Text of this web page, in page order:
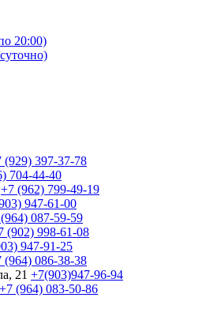
20:00)
(929) 397-37-78
704-44-40
+7 (962) 799-49-19
947-61-00
087-59-59
(902) 998-61-08
947-91-25
(964) 086-38-38
21 +7(903)947-96-94
+7 (964) 083-50-86